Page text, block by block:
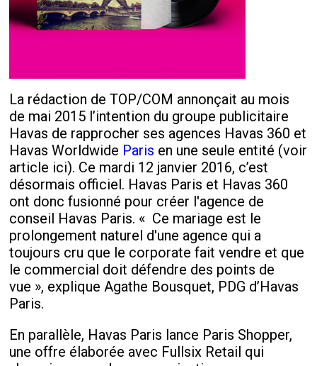
La rédaction de TOP/COM annonçait au mois
de mai 2015 l’intention du groupe publicitaire
Havas de rapprocher ses agences Havas 360 et
Havas Worldwide Paris en une seule entité (voir
article ici). Ce mardi 12 janvier 2016, c’est
désormais officiel. Havas Paris et Havas 360
ont donc fusionné pour créer l'agence de
conseil Havas Paris. « Ce mariage est le
prolongement naturel d'une agence qui a
toujours cru que le corporate fait vendre et que
le commercial doit défendre des points de
vue », explique Agathe Bousquet, PDG d’Havas
Paris.
En parallèle, Havas Paris lance Paris Shopper,
une offre élaborée avec Fullsix Retail qui